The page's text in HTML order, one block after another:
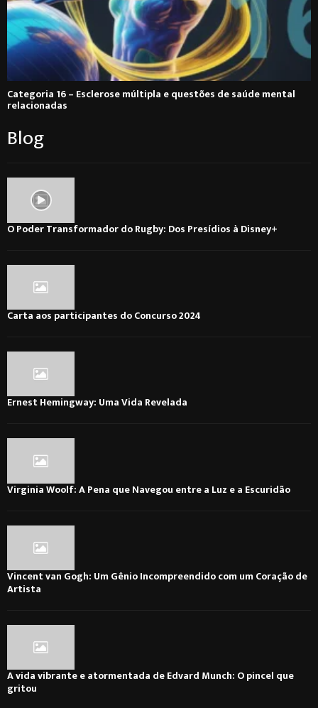
Categoria 16 – Esclerose múltipla e questões de saúde mental
relacionadas
Blog
O Poder Transformador do Rugby: Dos Presídios à Disney+
Carta aos participantes do Concurso 2024
Ernest Hemingway: Uma Vida Revelada
Virginia Woolf: A Pena que Navegou entre a Luz e a Escuridão
Vincent van Gogh: Um Gênio Incompreendido com um Coração de
Artista
A vida vibrante e atormentada de Edvard Munch: O pincel que
gritou